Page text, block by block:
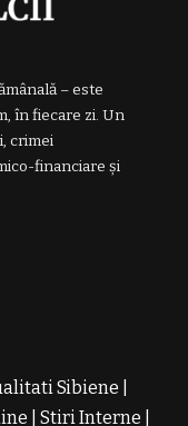
– este
în fiecare zi. Un
crimei
financiare și
Sibiene
Stiri Interne